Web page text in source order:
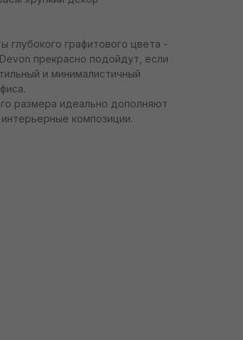
глубокого графитового цвета -
прекрасно подойдут, если
и минималистичный
размера идеально дополняют
композиции.